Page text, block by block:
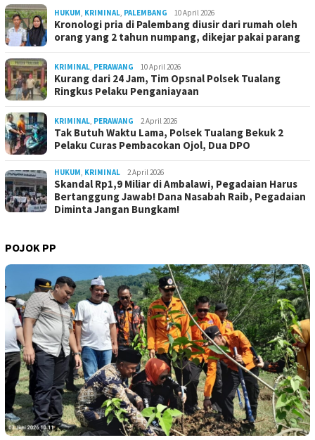
HUKUM KRIMINAL PALEMBANG 10 April 2026
Kronologi pria di Palembang diusir dari rumah oleh
orang yang 2 tahun numpang, dikejar pakai parang
KRIMINAL PERAWANG 10 April 2026
Kurang dari 24 Jam, Tim Opsnal Polsek Tualang
Ringkus Pelaku Penganiayaan
KRIMINAL PERAWANG 2 April 2026
Tak Butuh Waktu Lama, Polsek Tualang Bekuk 2
Pelaku Curas Pembacokan Ojol, Dua DPO
HUKUM KRIMINAL 2 April 2026
Skandal Rp1,9 Miliar di Ambalawi, Pegadaian Harus
Bertanggung Jawab! Dana Nasabah Raib, Pegadaian
Diminta Jangan Bungkam!
POJOK PP